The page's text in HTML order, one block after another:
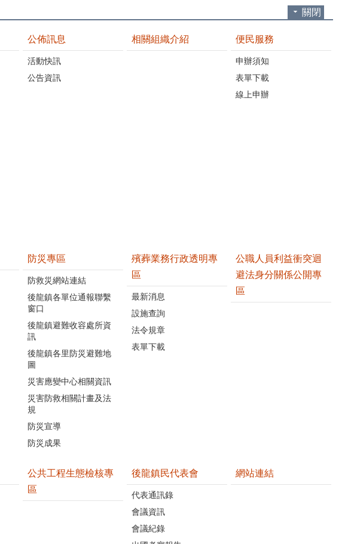
關閉
公佈訊息
活動快訊
公告資訊
相關組織介紹 便民服務
申辦須知
表單下載
線上申辦
防災專區
防救災網站連結
後龍鎮各單位通報聯繫
窗口
後龍鎮避難收容處所資
訊
後龍鎮各里防災避難地
圖
災害應變中心相關資訊
災害防救相關計畫及法
規
防災宣導
防災成果
殯葬業務行政透明專
區
最新消息
設施查詢
法令規章
表單下載
公職人員利益衝突迴
避法身分關係公開專
區
公共工程生態檢核專
區
後龍鎮民代表會
代表通訊錄
會議資訊
會議紀錄
網站連結